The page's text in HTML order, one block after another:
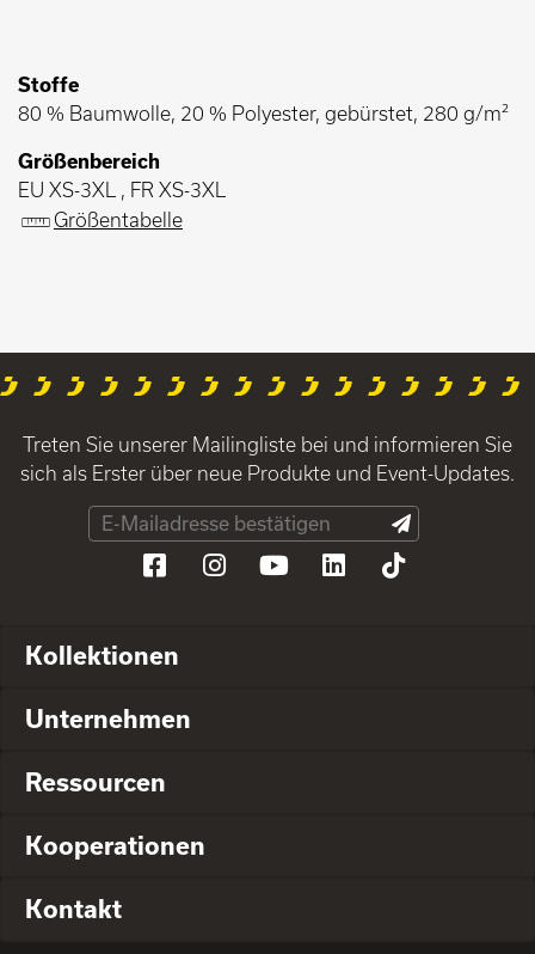
Stoffe
80 % Baumwolle, 20 % Polyester, gebürstet, 280 g/m²
Größenbereich
EU XS-3XL , FR XS-3XL
Größentabelle
Treten Sie unserer Mailingliste bei und informieren Sie
sich als Erster über neue Produkte und Event-Updates.
Kollektionen
Unternehmen
Ressourcen
Kooperationen
Kontakt